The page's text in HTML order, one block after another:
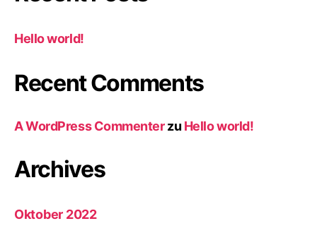
Hello world!
Recent Comments
A WordPress Commenterzu Hello world!
Archives
Oktober 2022